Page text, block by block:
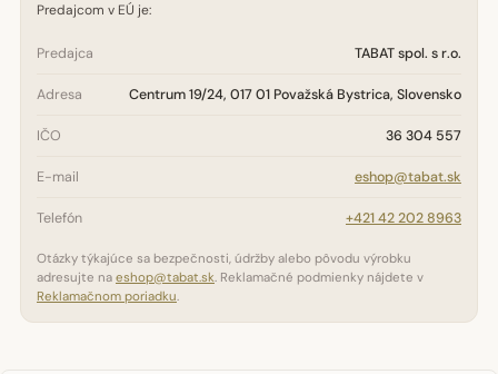
Predajcom v EÚ je:
Predajca TABAT spol. s r.o.
Adresa Centrum 19/24, 017 01 Považská Bystrica, Slovensko
IČO 36 304 557
E-mail eshop@tabat.sk
Telefón +421 42 202 8963
Otázky týkajúce sa bezpečnosti, údržby alebo pôvodu výrobku
adresujte na eshop@tabat.sk. Reklamačné podmienky nájdete v
Reklamačnom poriadku.